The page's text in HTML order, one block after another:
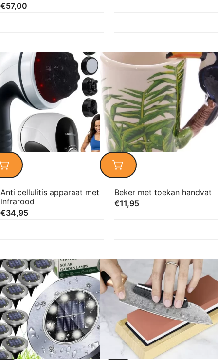
€57,00
Anti cellulitis apparaat met
infrarood
€34,95
Beker met toekan handvat
€11,95